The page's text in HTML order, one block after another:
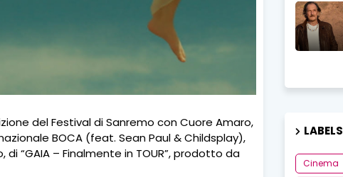
del Festival di Sanremo con Cuore Amaro,
BOCA (feat. Sean Paul & Childsplay),
“GAIA – Finalmente in TOUR”, prodotto da
LABELS
Cinema